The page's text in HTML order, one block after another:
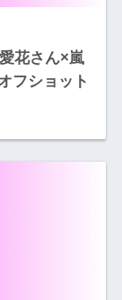
花さん×嵐
フショット